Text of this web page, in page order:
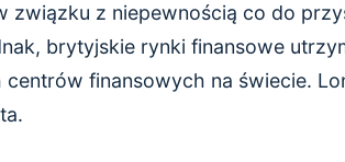
związku z niepewnością co do
brytyjskie rynki finansowe
finansowych na świecie.